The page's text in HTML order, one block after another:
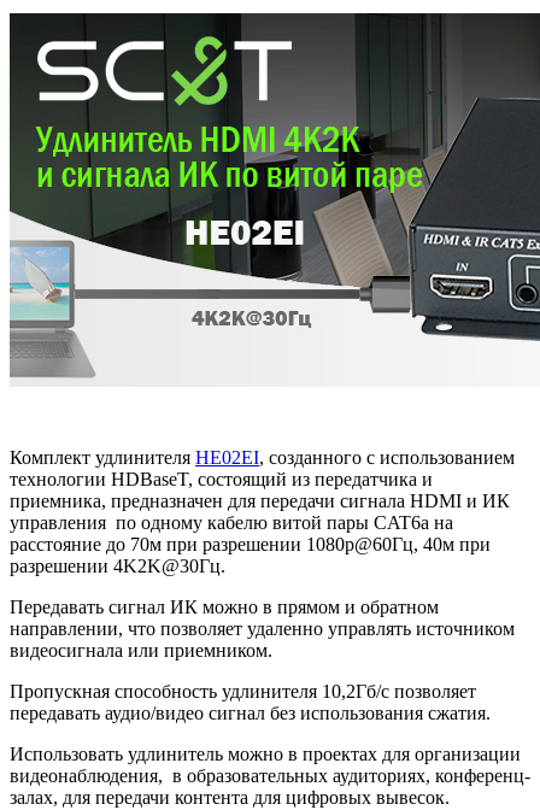
Комплект удлинителя HE02EI, созданного с использованием
технологии HDBaseT, состоящий из передатчика и
приемника, предназначен для передачи сигнала HDMI и ИК
управления по одному кабелю витой пары CAT6a на
расстояние до 70м при разрешении 1080p@60Гц, 40м при
разрешении 4K2K@30Гц.
Передавать сигнал ИК можно в прямом и обратном
направлении, что позволяет удаленно управлять источником
видеосигнала или приемником.
Пропускная способность удлинителя 10,2Гб/с позволяет
передавать аудио/видео сигнал без использования сжатия.
Использовать удлинитель можно в проектах для организации
видеонаблюдения, в образовательных аудиториях, конференц-
залах, для передачи контента для цифровых вывесок.